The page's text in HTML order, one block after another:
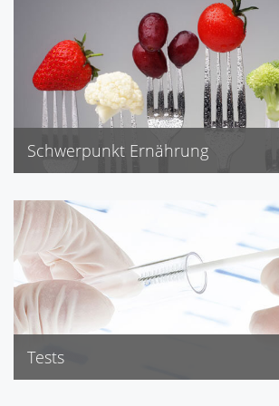
Schwerpunkt Ernährung
Gicht, Neurodermitis
Schwangerschaft, Senioren
Stillzeit, Übergewicht
Tests